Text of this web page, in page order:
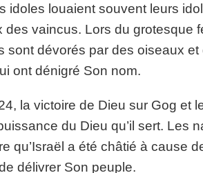
idoles louaient souvent leurs
des vaincus. Lors du grotesque
sont dévorés par des oiseaux
ont dénigré Son nom.
la victoire de Dieu sur Gog et
du Dieu qu’il sert. Les
qu’Israël a été châtié à cause
délivrer Son peuple.